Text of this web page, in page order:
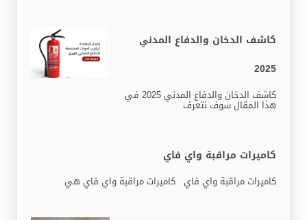
كاشف الدخان والدفاع المدني
2025
كاشف الدخان والدفاع المدني 2025 في
هذا المقال سوف نتعرف
كاميرات مراقبة واي فاي
كاميرات مراقبة واي فاي كاميرات مراقبة واي فاي هي